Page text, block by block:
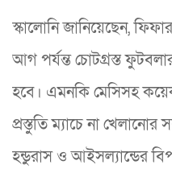
স্কালোনি জানিয়েছেন,
আগ পর্যন্ত চোটগ্রস্ত
হবে। এমনকি মেসিসহ
প্রস্তুতি ম্যাচে না খেলানোর
হন্ডুরাস ও আইসল্যান্ডের